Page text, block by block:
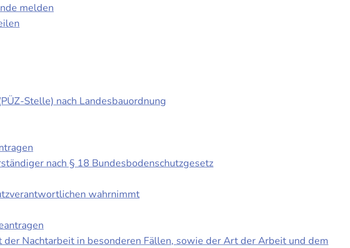
melden
Stelle) nach Landesbauordnung
nach § 18 Bundesbodenschutzgesetz
wahrnimmt
Nachtarbeit in besonderen Fällen, sowie der Art der Arbeit und dem